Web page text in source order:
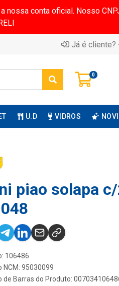
nossa conta oficial. Nosso
Já é cliente?
0
U.D VIDROS
piao solapa
106486
NCM: 95030099
de Barras do Produto: